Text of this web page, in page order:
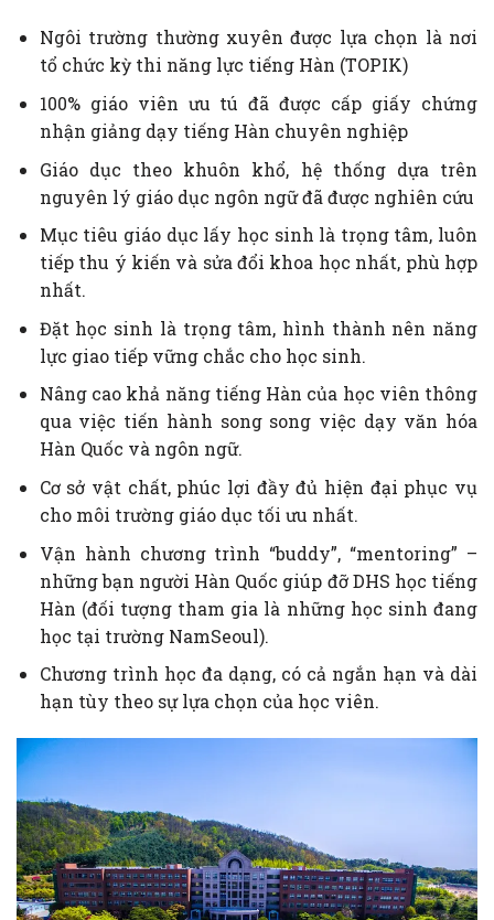
Ngôi trường thường xuyên được lựa chọn là nơi
tổ chức kỳ thi năng lực tiếng Hàn (TOPIK)
100% giáo viên ưu tú đã được cấp giấy chứng
nhận giảng dạy tiếng Hàn chuyên nghiệp
Giáo dục theo khuôn khổ, hệ thống dựa trên
nguyên lý giáo dục ngôn ngữ đã được nghiên cứu
Mục tiêu giáo dục lấy học sinh là trọng tâm, luôn
tiếp thu ý kiến và sửa đổi khoa học nhất, phù hợp
nhất.
Đặt học sinh là trọng tâm, hình thành nên năng
lực giao tiếp vững chắc cho học sinh.
Nâng cao khả năng tiếng Hàn của học viên thông
qua việc tiến hành song song việc dạy văn hóa
Hàn Quốc và ngôn ngữ.
Cơ sở vật chất, phúc lợi đầy đủ hiện đại phục vụ
cho môi trường giáo dục tối ưu nhất.
Vận hành chương trình “buddy”, “mentoring” –
những bạn người Hàn Quốc giúp đỡ DHS học tiếng
Hàn (đối tượng tham gia là những học sinh đang
học tại trường NamSeoul).
Chương trình học đa dạng, có cả ngắn hạn và dài
hạn tùy theo sự lựa chọn của học viên.